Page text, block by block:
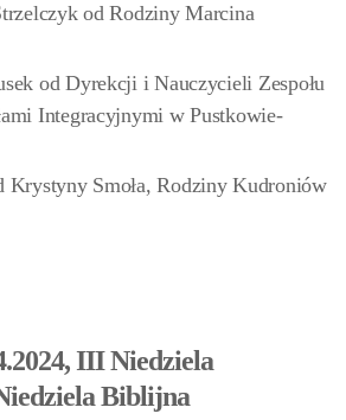
od Rodziny Marcina
od Dyrekcji i Nauczycieli Zespołu
Integracyjnymi w Pustkowie-
Krystyny Smoła, Rodziny Kudroniów
III Niedziela
Biblijna